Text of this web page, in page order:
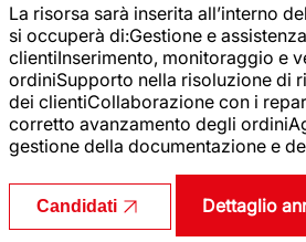
La risorsa sarà inserita all’interno
si occuperà di:Gestione e
clientiInserimento, monitoraggio e
ordiniSupporto nella risoluzione di
dei clientiCollaborazione con i
corretto avanzamento degli
gestione della documentazione e
Candidati Dettaglio